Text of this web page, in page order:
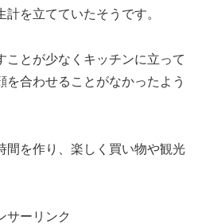
を立てていたそうです。
ことが少なくキッチンに立って
を合わせることがなかったよう
間を作り、楽しく買い物や観光
サーリンク